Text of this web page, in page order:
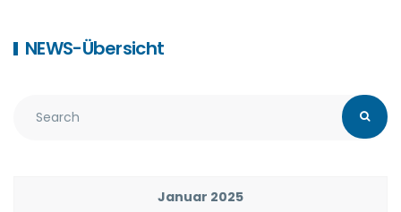
NEWS-Übersicht
Januar 2025